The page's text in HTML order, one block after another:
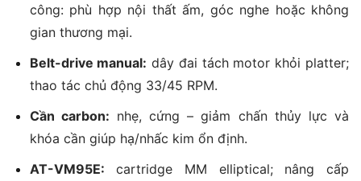
công: phù hợp nội thất ấm, góc nghe hoặc không
gian thương mại.
Belt-drive manual: dây đai tách motor khỏi platter;
thao tác chủ động 33/45 RPM.
Cần carbon: nhẹ, cứng – giảm chấn thủy lực và
khóa cần giúp hạ/nhấc kim ổn định.
AT-VM95E: cartridge MM elliptical; nâng cấp